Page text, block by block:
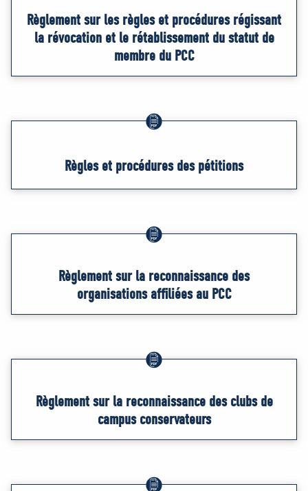
Règlement sur les règles et procédures régissant
la révocation et le rétablissement du statut de
membre du PCC
Règles et procédures des pétitions
Règlement sur la reconnaissance des
organisations affiliées au PCC
Règlement sur la reconnaissance des clubs de
campus conservateurs